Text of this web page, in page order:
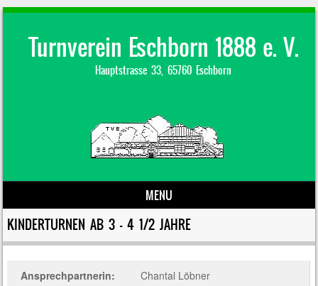
Turnverein Eschborn 1888 e. V.
Hauptstrasse 33, 65760 Eschborn
MENU
Skip to content
KINDERTURNEN AB 3 – 4 1/2 JAHRE
Ansprechpartnerin:
Chantal Löbner